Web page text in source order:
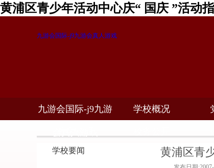
黄浦区青少年活动中心庆“ 国庆 ”活动
九游会国际-j9九游会真人游戏
九游会国际-j9九游 学校概况
学校要闻 黄浦区青